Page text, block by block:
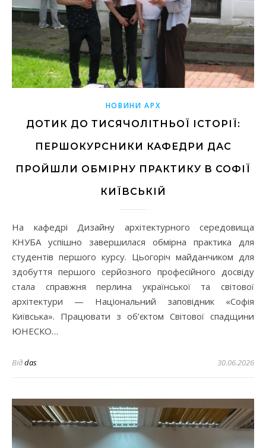
НОВИНИ АРХ
ДОТИК ДО ТИСЯЧОЛІТНЬОЇ ІСТОРІЇ:
ПЕРШОКУРСНИКИ КАФЕДРИ ДАС
ПРОЙШЛИ ОБМІРНУ ПРАКТИКУ В СОФІЇ
КИЇВСЬКІЙ
На кафедрі Дизайну архітектурного середовища
КНУБА успішно завершилася обмірна практика для
студентів першого курсу. Цьогоріч майданчиком для
здобуття першого серйозного професійного досвіду
стала справжня перлина української та світової
архітектури — Національний заповідник «Софія
Київська». Працювати з об’єктом Світової спадщини
ЮНЕСКО…
Відdas 30.06.2026